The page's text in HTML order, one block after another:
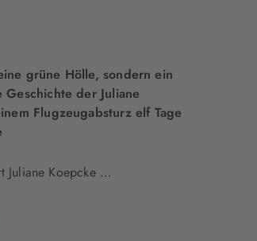
grüne Hölle, sondern ein
der Juliane
Flugzeugabsturz elf Tage
Juliane Koepcke …